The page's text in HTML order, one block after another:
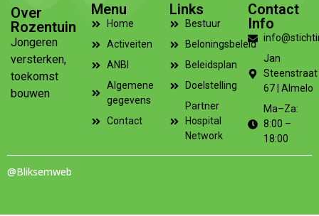
Over
Rozentuin
Jongeren
versterken,
toekomst
bouwen
Menu
Home
Activeiten
ANBI
Algemene
gegevens
Contact
Links
Bestuur
Beloningsbeleid
Beleidsplan
Doelstelling
Partner
Hospital
Network
Contact
Info
Jan
Steenstraat
67 | Almelo
Ma–Za:
8:00 –
18:00
@Bliksemweb